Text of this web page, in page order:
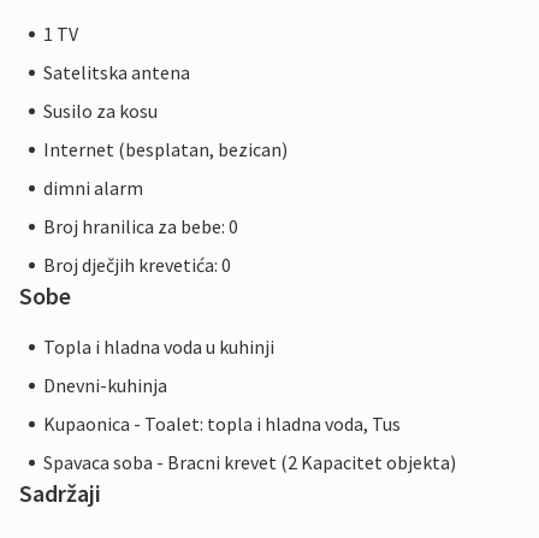
1 TV
Satelitska antena
Susilo za kosu
Internet (besplatan, bezican)
dimni alarm
Broj hranilica za bebe: 0
Broj dječjih krevetića: 0
Sobe
Topla i hladna voda u kuhinji
Dnevni-kuhinja
Kupaonica - Toalet: topla i hladna voda, Tus
Spavaca soba - Bracni krevet (2 Kapacitet objekta)
Sadržaji